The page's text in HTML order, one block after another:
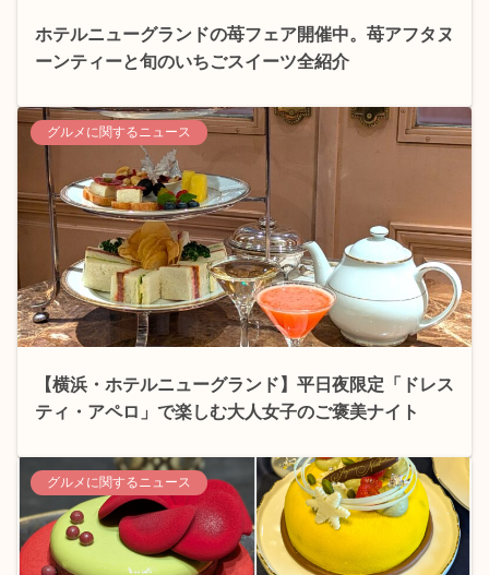
ホテルニューグランドの苺フェア開催中。苺アフタヌ
ーンティーと旬のいちごスイーツ全紹介
グルメに関するニュース
【横浜・ホテルニューグランド】平日夜限定「ドレス
ティ・アペロ」で楽しむ大人女子のご褒美ナイト
グルメに関するニュース